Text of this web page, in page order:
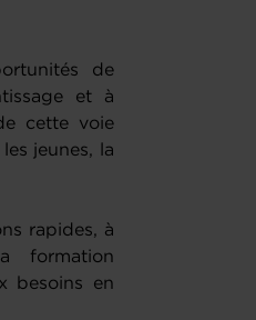
de
et à
cette voie
jeunes, la
rapides, à
formation
besoins en